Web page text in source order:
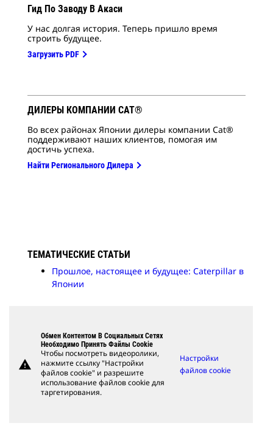
Гид По Заводу В Акаси
У нас долгая история. Теперь пришло время
строить будущее.
Загрузить PDF
ДИЛЕРЫ КОМПАНИИ CAT®
Во всех районах Японии дилеры компании Cat®
поддерживают наших клиентов, помогая им
достичь успеха.
Найти Регионального Дилера
ТЕМАТИЧЕСКИЕ СТАТЬИ
Прошлое, настоящее и будущее: Caterpillar в
Японии
warning
Обмен Контентом В Социальных Сетях
Необходимо Принять Файлы Cookie
Чтобы посмотреть видеоролики,
нажмите ссылку "Настройки
файлов cookie" и разрешите
использование файлов cookie для
таргетирования.
Настройки
файлов cookie